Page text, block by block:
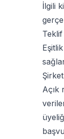
İlgili
Açık